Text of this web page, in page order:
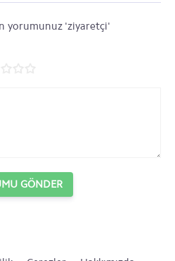
yorumunuz 'ziyaretçi'
GÖNDER